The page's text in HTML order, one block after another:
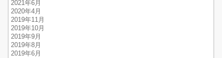
2021年6月
2020年4月
2019年11月
2019年10月
2019年9月
2019年8月
2019年6月